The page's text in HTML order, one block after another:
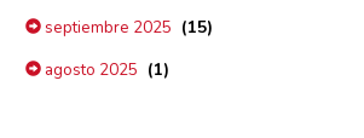
septiembre 2025 (15)
agosto 2025 (1)